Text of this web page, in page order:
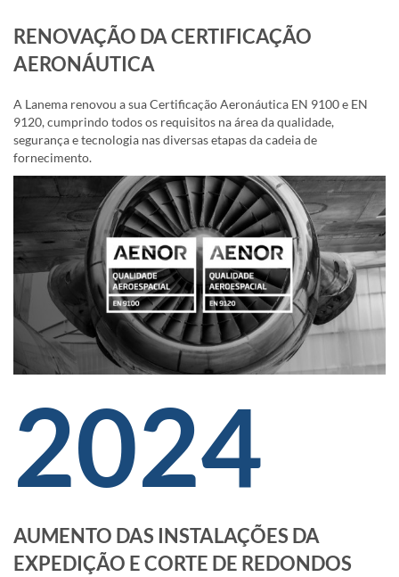
RENOVAÇÃO DA CERTIFICAÇÃO
AERONÁUTICA
A Lanema renovou a sua Certificação Aeronáutica EN 9100 e EN
9120, cumprindo todos os requisitos na área da qualidade,
segurança e tecnologia nas diversas etapas da cadeia de
fornecimento.
2024
AUMENTO DAS INSTALAÇÕES DA
EXPEDIÇÃO E CORTE DE REDONDOS